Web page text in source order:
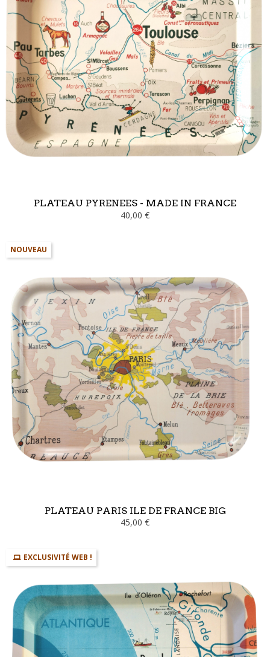
PLATEAU PYRENEES - MADE IN FRANCE
40,00 €
PLATEAU PARIS ILE DE FRANCE BIG
45,00 €
NOUVEAU
EXCLUSIVITÉ WEB !